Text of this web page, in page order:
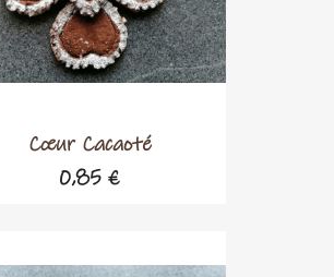
Cœur Cacaoté
0,85 €